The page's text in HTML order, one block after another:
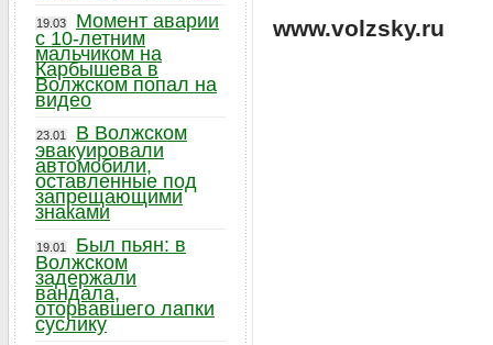
www.volzsky.ru
19.03
Момент аварии
с 10-летним
мальчиком на
Карбышева в
Волжском попал на
видео
23.01
В Волжском
эвакуировали
автомобили,
оставленные под
запрещающими
знаками
19.01
Был пьян: в
Волжском
задержали
вандала,
оторвавшего лапки
суслику